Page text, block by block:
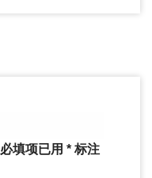
必填项已用 * 标注